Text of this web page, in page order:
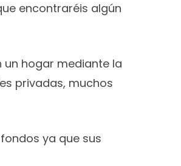
encontraréis algún
un hogar mediante la
privadas, muchos
ya que sus